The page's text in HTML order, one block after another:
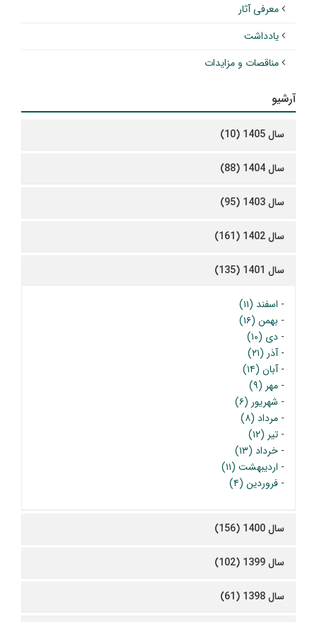
معرفی آثار
یادداشت
مناقصات و مزایدات
آرشیو
سال 1405 (10)
سال 1404 (88)
سال 1403 (95)
سال 1402 (161)
سال 1401 (135)
- اسفند (۱۱)
- بهمن (۱۶)
- دی (۱۰)
-آذر (۲۱)
-آبان (۱۴)
- مهر (۹)
- شهریور (۶)
- مرداد (۸)
- تیر (۱۲)
- خرداد (۱۳)
- اردیبهشت (۱۱)
- فروردین (۴)
سال 1400 (156)
سال 1399 (102)
سال 1398 (61)